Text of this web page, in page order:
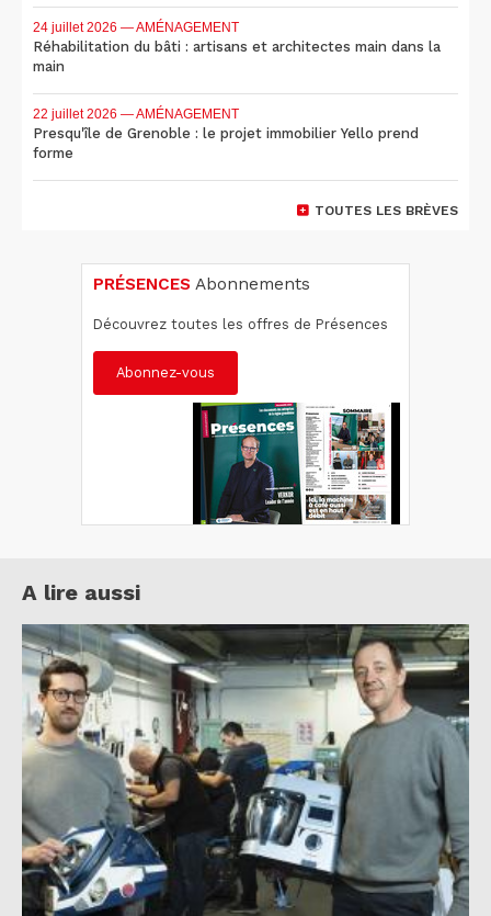
24 juillet 2026 — AMÉNAGEMENT
Réhabilitation du bâti : artisans et architectes main dans la
main
22 juillet 2026 — AMÉNAGEMENT
Presqu'île de Grenoble : le projet immobilier Yello prend
forme
TOUTES LES BRÈVES
PRÉSENCES Abonnements
Découvrez toutes les offres de Présences
Abonnez-vous
A lire aussi